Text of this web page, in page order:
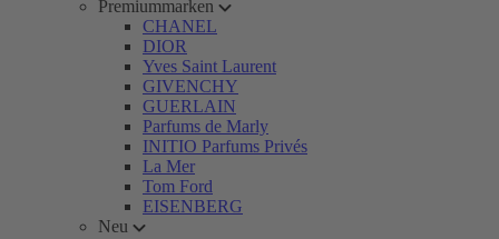
Premiummarken
CHANEL
DIOR
Yves Saint Laurent
GIVENCHY
GUERLAIN
Parfums de Marly
INITIO Parfums Privés
La Mer
Tom Ford
EISENBERG
Neu